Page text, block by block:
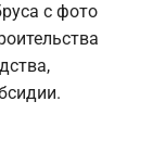
с фото